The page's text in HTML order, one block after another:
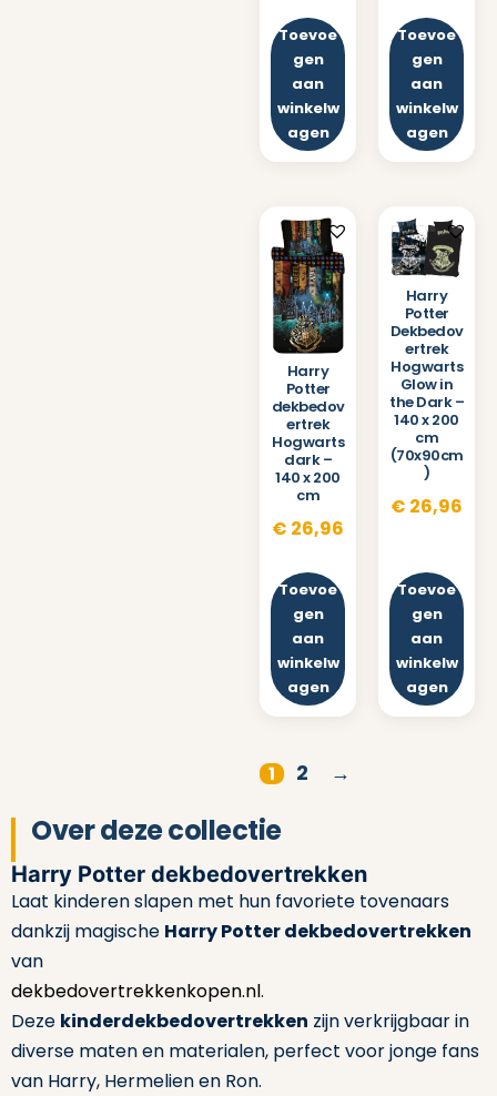
Toevoe
gen
aan
winkelw
agen
Toevoe
gen
aan
winkelw
agen
Harry
Potter
dekbedov
ertrek
Hogwarts
dark –
140 x 200
cm
€ 26,96
Toevoe
gen
aan
winkelw
agen
Harry
Potter
Dekbedov
ertrek
Hogwarts
Glow in
the Dark –
140 x 200
cm
(70x90cm
)
€ 26,96
Toevoe
gen
aan
winkelw
agen
1 2 →
Over deze collectie
Harry Potter dekbedovertrekken
Laat kinderen slapen met hun favoriete tovenaars
dankzij magische Harry Potter dekbedovertrekken
van
dekbedovertrekkenkopen.nl.
Deze kinderdekbedovertrekken zijn verkrijgbaar in
diverse maten en materialen, perfect voor jonge fans
van Harry, Hermelien en Ron.